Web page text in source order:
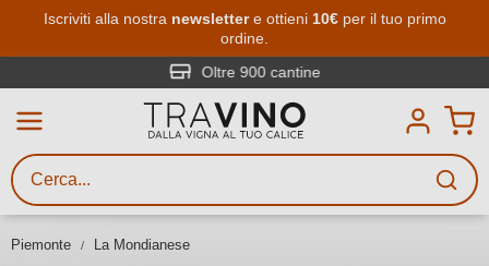
Passa al contenuto principale
Iscriviti alla nostra newslettere ottieni 10€per il tuo primo
ordine.
Oltre 900 cantine
Piemonte La Mondianese
Ricerca vini
Inserisci almeno 3 caratteri
gusto, occasione, nome del vino,
vitigno, regione, cantina o altri